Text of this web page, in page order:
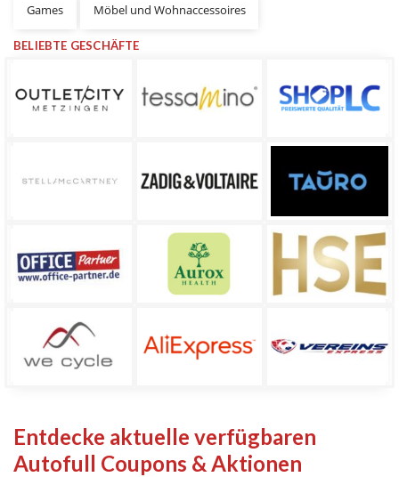
Games Möbel und Wohnaccessoires
BELIEBTE GESCHÄFTE
Entdecke aktuelle verfügbaren
Autofull Coupons & Aktionen